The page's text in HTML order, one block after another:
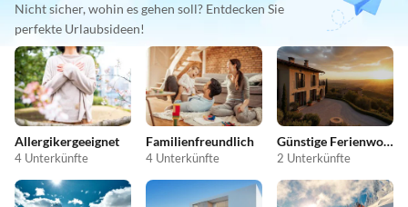
Nicht sicher, wohin es gehen soll? Entdecken Sie
perfekte Urlaubsideen!
Allergikergeeignet
4 Unterkünfte
Familienfreundlich
4 Unterkünfte
Günstige Ferienwohnungen
2 Unterkünfte